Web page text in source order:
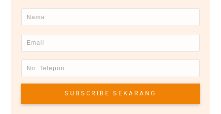
SUBSCRIBE SEKARANG